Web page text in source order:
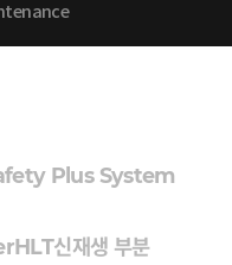
Plus System
HLT신재생 부분